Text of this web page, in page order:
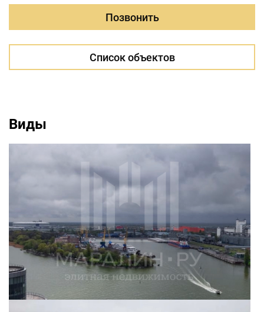
Позвонить
Список объектов
Виды